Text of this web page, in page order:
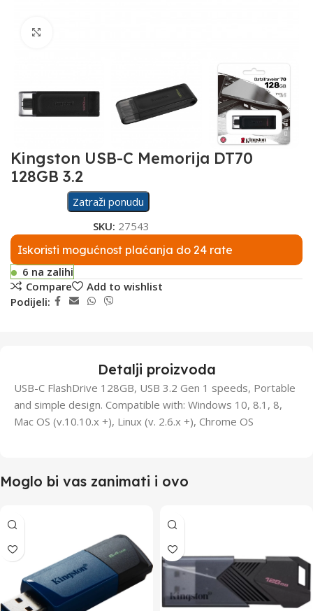
Kingston USB-C Memorija DT70
128GB 3.2
Zatraži ponudu
SKU: 27543
Iskoristi mogućnost plaćanja do 24 rate
6 na zalihi
Compare
Add to wishlist
Podijeli:
Detalji proizvoda
USB-C FlashDrive 128GB, USB 3.2 Gen 1 speeds, Portable
and simple design. Compatible with: Windows 10, 8.1, 8,
Mac OS (v.10.10.x +), Linux (v. 2.6.x +), Chrome OS
Moglo bi vas zanimati i ovo